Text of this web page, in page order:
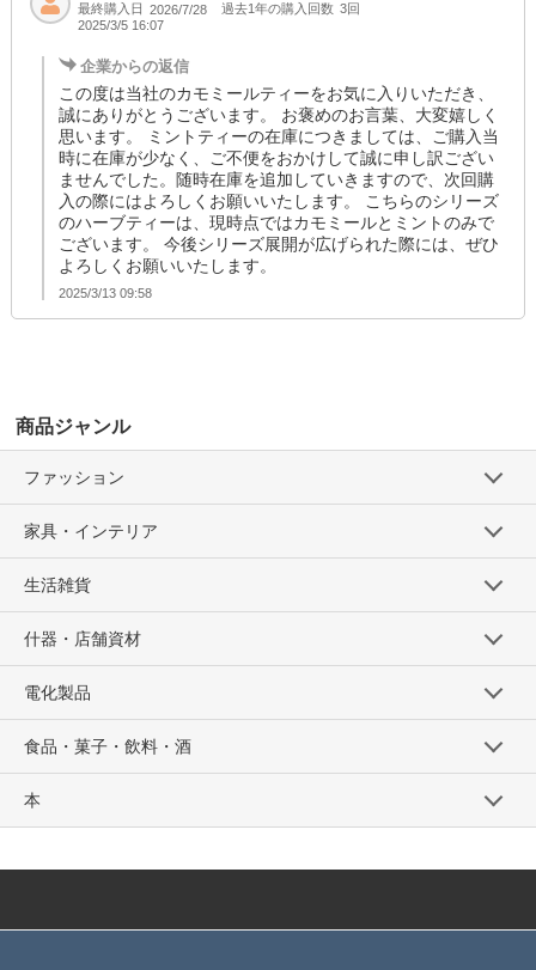
最終購入日 2026/7/28 過去1年の購入回数 3回
2025/3/5 16:07
企業からの返信
この度は当社のカモミールティーをお気に入りいただき、
誠にありがとうございます。 お褒めのお言葉、大変嬉しく
思います。 ミントティーの在庫につきましては、ご購入当
時に在庫が少なく、ご不便をおかけして誠に申し訳ござい
ませんでした。随時在庫を追加していきますので、次回購
入の際にはよろしくお願いいたします。 こちらのシリーズ
のハーブティーは、現時点ではカモミールとミントのみで
ございます。 今後シリーズ展開が広げられた際には、ぜひ
よろしくお願いいたします。
2025/3/13 09:58
商品ジャンル
ファッション
家具・インテリア
生活雑貨
什器・店舗資材
電化製品
食品・菓子・飲料・酒
本